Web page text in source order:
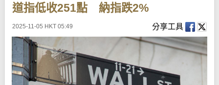
道指低收251點 納指跌2%
2025-11-05 HKT 05:49 分享工具